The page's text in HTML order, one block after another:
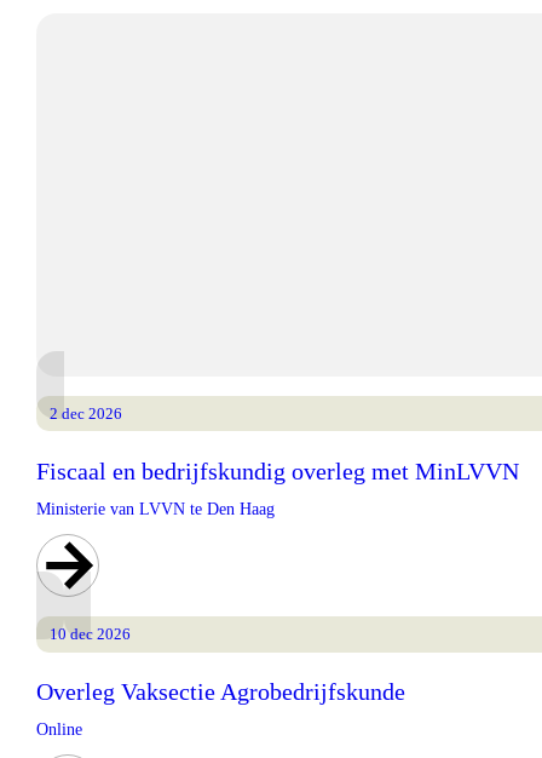
2 dec 2026
Fiscaal en bedrijfskundig overleg met MinLVVN
Ministerie van LVVN te Den Haag
10 dec 2026
Overleg Vaksectie Agrobedrijfskunde
Online